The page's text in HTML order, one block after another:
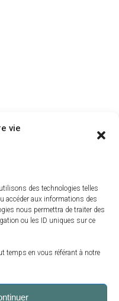
vie
des technologies telles
accéder aux informations des
nous permettra de traiter des
ou les ID uniques sur ce
temps en vous référant à notre